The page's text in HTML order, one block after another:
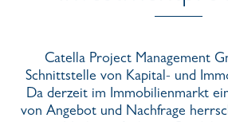
Catella Project Management
Schnittstelle von Kapital- und
Da derzeit im Immobilienmarkt
von Angebot und Nachfrage